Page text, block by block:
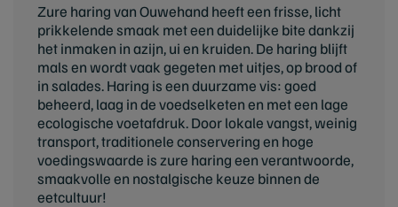
Zure haring van Ouwehand heeft een frisse, licht
prikkelende smaak met een duidelijke bite dankzij
het inmaken in azijn, ui en kruiden. De haring blijft
mals en wordt vaak gegeten met uitjes, op brood of
in salades. Haring is een duurzame vis: goed
beheerd, laag in de voedselketen en met een lage
ecologische voetafdruk. Door lokale vangst, weinig
transport, traditionele conservering en hoge
voedingswaarde is zure haring een verantwoorde,
smaakvolle en nostalgische keuze binnen de
eetcultuur!